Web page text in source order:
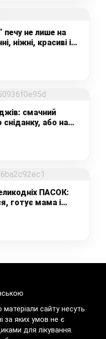
печу не лише на
ніжні, красиві і
смачний
або на
ПАСОК:
готує мама і
рецептом з вами
сайту несуть
за яких умов не є
для лікування.